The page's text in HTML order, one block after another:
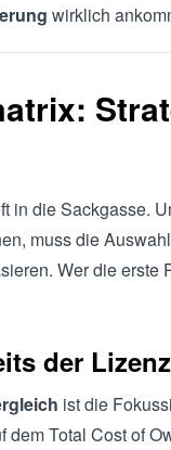
wirklich
in die Sackgasse.
muss die
Wer die erste
der
ist die
Total Cost of